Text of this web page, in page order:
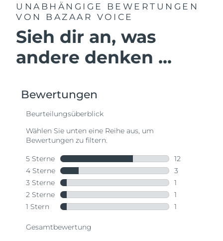
UNABHÄNGIGE BEWERTUNGEN
VON BAZAAR VOICE
Sieh dir an, was
andere denken ...